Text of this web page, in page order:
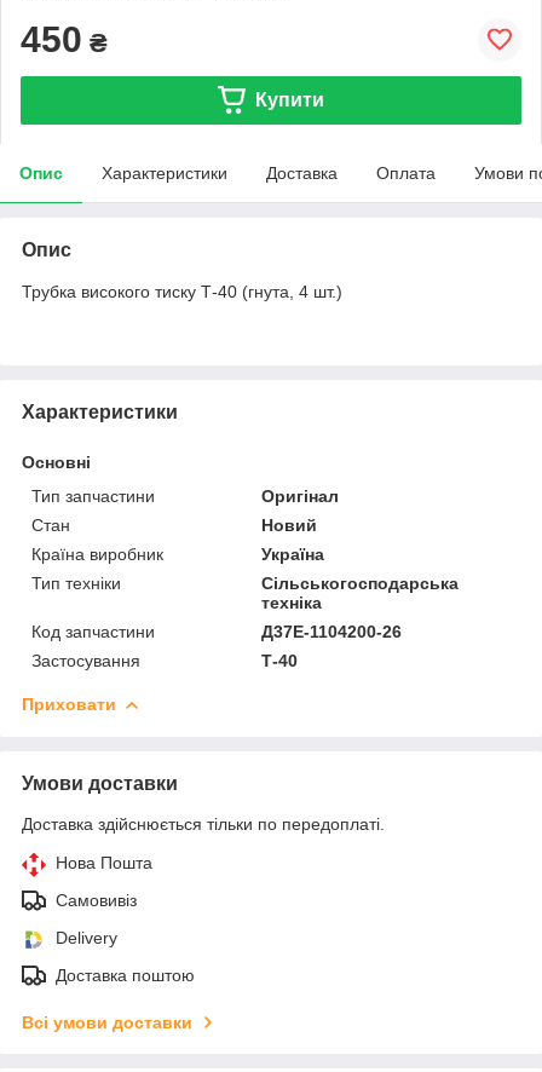
450 ₴
Купити
Опис Характеристики Доставка Оплата Умови
Опис
Трубка високого тиску Т-40 (гнута, 4 шт.)
Характеристики
Основні
Тип запчастини
Оригінал
Стан
Новий
Країна виробник
Україна
Тип техніки
Сільськогосподарська
техніка
Код запчастини
Д37Е-1104200-26
Застосування
Т-40
Приховати
Умови доставки
Доставка здійснюється тільки по передоплаті.
Нова Пошта
Самовивіз
Delivery
Доставка поштою
Всі умови доставки